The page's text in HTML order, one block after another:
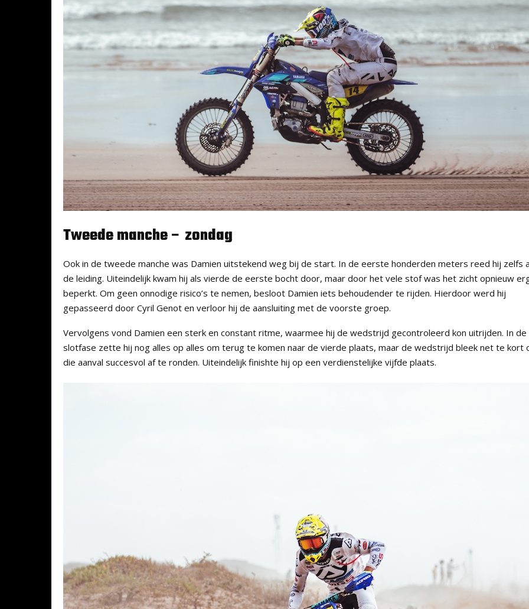
Tweede manche – zondag
Ook in de tweede manche was Damien uitstekend weg bij de start. In de eerste honderden meters reed hij zelfs
de leiding. Uiteindelijk kwam hij als vierde de eerste bocht door, maar door het vele stof was het zicht opnieuw
beperkt. Om geen onnodige risico’s te nemen, besloot Damien iets behoudender te rijden. Hierdoor werd hij
gepasseerd door Cyril Genot en verloor hij de aansluiting met de voorste groep.
Vervolgens vond Damien een sterk en constant ritme, waarmee hij de wedstrijd gecontroleerd kon uitrijden. In de
slotfase zette hij nog alles op alles om terug te komen naar de vierde plaats, maar de wedstrijd bleek net te kort
die aanval succesvol af te ronden. Uiteindelijk finishte hij op een verdienstelijke vijfde plaats.